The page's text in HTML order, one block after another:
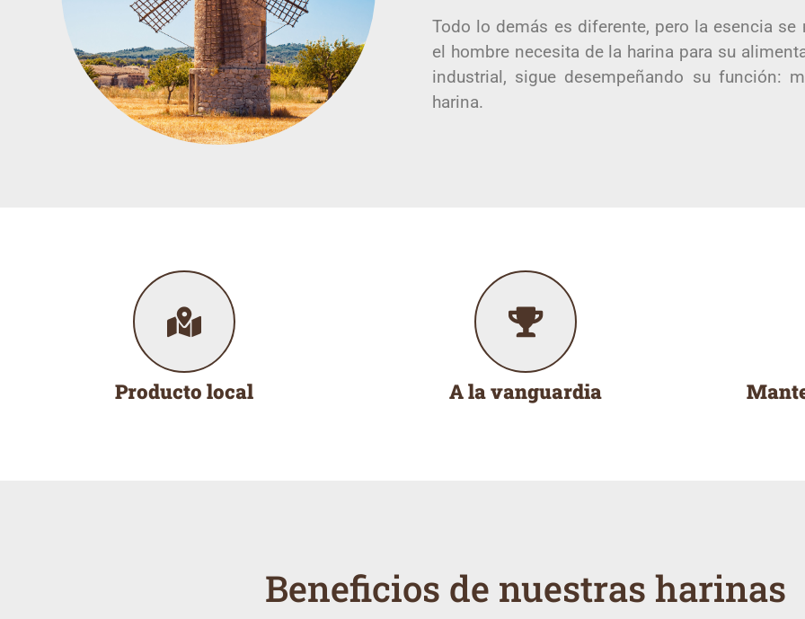
Todo lo demás es diferente, pero la esencia se
el hombre necesita de la harina para su
industrial, sigue desempeñando su función:
harina.
Producto local A la vanguardia
Beneficios de nuestras harinas